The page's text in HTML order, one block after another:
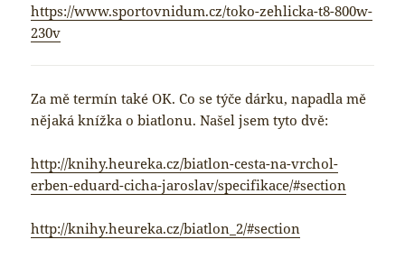
https://www.sportovnidum.cz/toko-zehlicka-t8-800w-
230v
Za mě termín také OK. Co se týče dárku, napadla mě
nějaká knížka o biatlonu. Našel jsem tyto dvě:
http://knihy.heureka.cz/biatlon-cesta-na-vrchol-
erben-eduard-cicha-jaroslav/specifikace/#section
http://knihy.heureka.cz/biatlon_2/#section